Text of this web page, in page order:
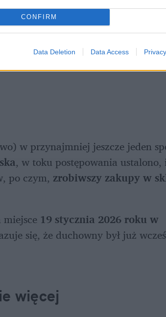
CONFIRM
Data Deletion Data Access
w przynajmniej jeszcze jeden
, w toku postępowania ustalono,
po czym, zrobiwszy zakupy w
się, że duchowny był już
więcej